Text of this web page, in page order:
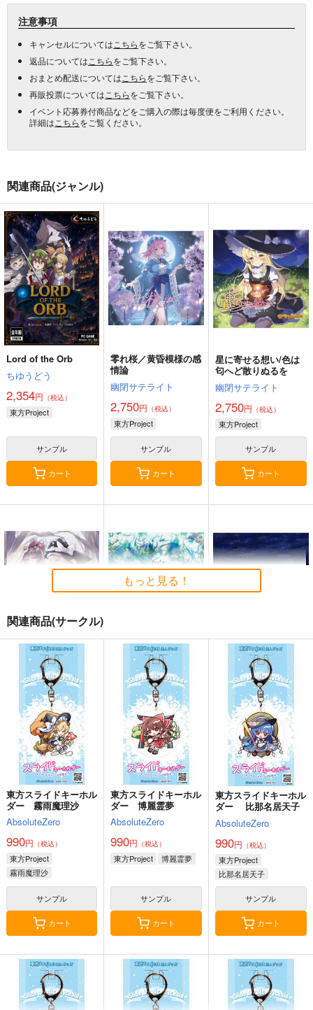
注意事項
キャンセルについては こちらをご覧下さい。
返品については こちらをご覧下さい。
おまとめ配送については こちらをご覧下さい。
再販投票については こちらをご覧下さい。
イベント応募券付商品などをご購入の際は毎度便をご利用ください。
詳細は こちらをご覧ください。
関連商品(ジャンル)
Lord of the Orb
ちゆうどう
2,354円 （税込）
東方Project
サンプル
カート
零れ桜／黄昏模様の感
情論
幽閉サテライト
2,750円 （税込）
東方Project
サンプル
カート
星に寄せる想い/色は
匂へど散りぬるを
幽閉サテライト
2,750円 （税込）
東方Project
サンプル
カート
始まりの雨
幽閉サテライト
2,200円（税込）
東方Project
サンプル
カート
東方錦上
京 ～ Fossilized Won
ders.
上海アリス幻樂団
1,760円（税込）
東方Project
サンプル
カート
寂光寂
滅 ～ The Truth of th
e Cessation of Dukkh
Demetori
1,320円（税込）
東方Project 博麗霊夢
サンプル
カート
東方剛欲異聞～水没し
た沈愁地獄
黄昏フロンティア
東方紅魔郷～
the Embodiment of
Scarlet Devil～
上海アリス幻樂団
Clutch Shooter #05
Silver Forest
1,430円（税込）
もっと見る！
関連商品(サークル)
東方スライドキーホル
ダー 霧雨魔理沙
AbsoluteZero
990円 （税込）
東方Project
霧雨魔理沙
サンプル
カート
東方スライドキーホル
ダー 博麗霊夢
AbsoluteZero
990円 （税込）
東方Project 博麗霊夢
サンプル
カート
東方スライドキーホル
ダー 比那名居天子
AbsoluteZero
990円 （税込）
東方Project
比那名居天子
サンプル
カート